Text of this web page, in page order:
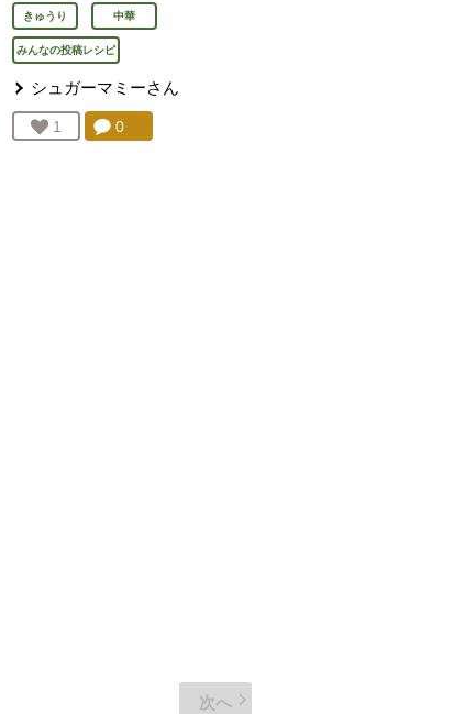
きゅうり 中華
みんなの投稿レシピ
シュガーマミーさん
お気に入り登録：
1 人が登録コメント：
0件。コメントを見る。
次へ